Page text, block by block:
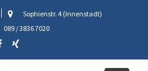
Sophienstr. 4 (Innenstadt)
089 / 3836 7020